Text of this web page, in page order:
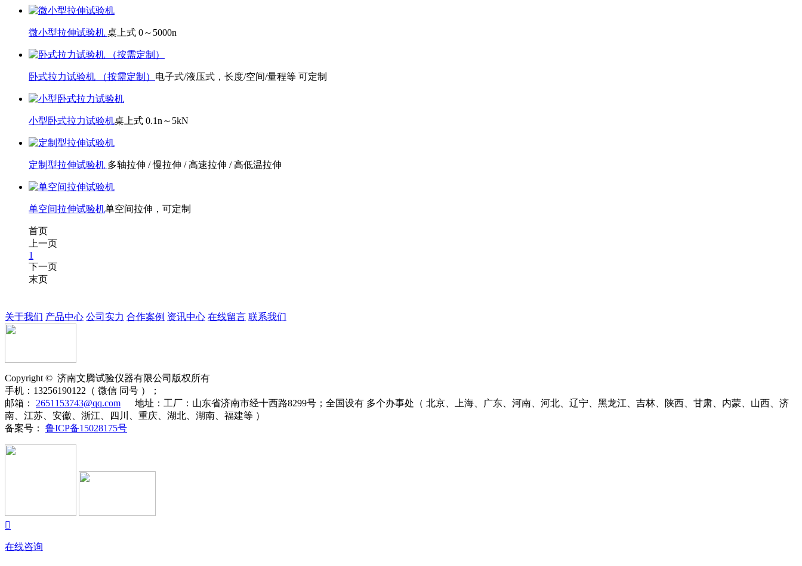
微小型拉伸试验机 桌上式 0～5000n
卧式拉力试验机 （按需定制） 电子式/液压式，长度/空间/量程等 可定制
小型卧式拉力试验机桌上式 0.1n～5kN
定制型拉伸试验机 多轴拉伸 / 慢拉伸 / 高速拉伸 / 高低温拉伸
单空间拉伸试验机单空间拉伸，可定制
首页
上一页
1
下一页
末页
关于我们 产品中心 公司实力 合作案例 资讯中心 在线留言 联系我们
Copyright © 济南文腾试验仪器有限公司版权所有
手机： 13256190122（ 微信 同号 ）；
邮箱： 2651153743@qq.com 地址： 工厂：山东省济南市经十西路8299号；全国设有 多个办事处（ 北京、上海、广东、河南、河北、辽宁、黑龙江、吉林、陕西、甘肃、内蒙、山西、济
南、江苏、安徽、浙江、四川、重庆、湖北、湖南、福建等 ）
备案号： 鲁ICP备15028175号

在线咨询